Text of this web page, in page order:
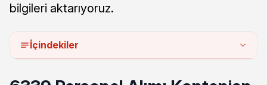
bilgileri aktarıyoruz.
İçindekiler